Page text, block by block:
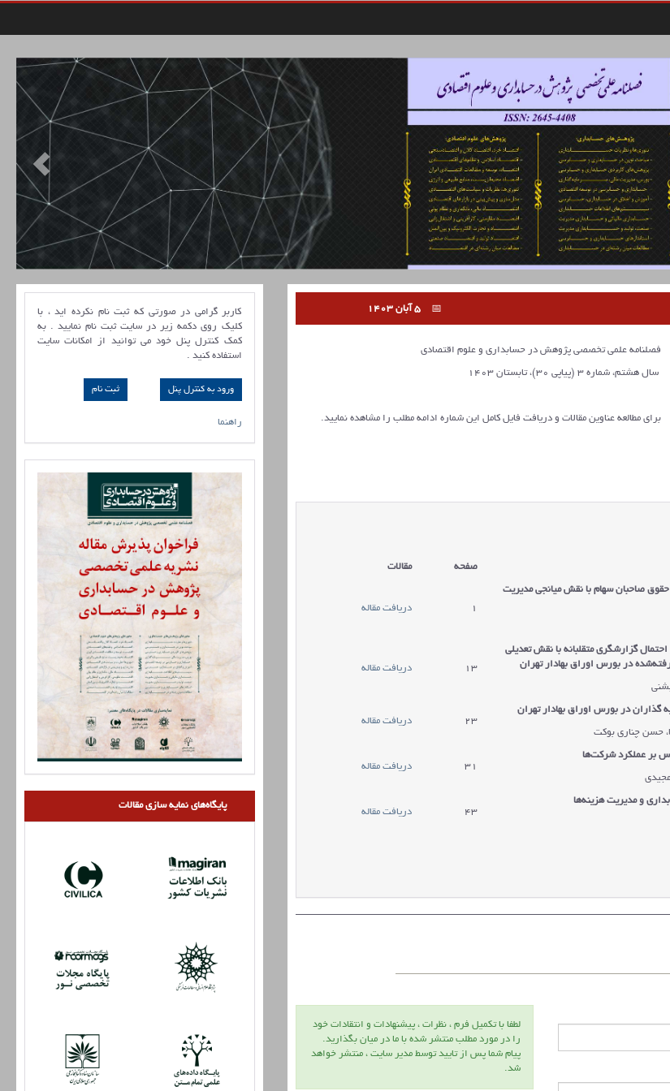
فصلنامه علمی تخصصی پژوهش در حسابداری و علوم اقتصادی
سال هشتم، شماره 3 (پیاپی 30)، تابستان 1403
برای مطالعه عناوین مقالات و دریافت فایل کامل این شماره ادامه مطلب را مشاهده نمایید.
صفحه مقالات
حقوق صاحبان سهام با نقش میانجی مدیریت
1
دریافت مقاله
احتمال گزارشگری متقلبانه با نقش تعدیلی
13
دریافت مقاله
گذاران در بورس اوراق بهادار تهران
23
دریافت مقاله
حسن چناري بوكت
بر عملکرد شرکت‌ها
31
دریافت مقاله
مجيدي
و مدیریت هزینه‌ها
43
دریافت مقاله
لطفا با تكميل فرم ، نظرات ، پيشنهادات و انتقادات خود
را در مورد مطلب منتشر شده با ما در ميان بگذاريد.
پيام شما پس از تاييد توسط مدير سايت ، منتشر خواهد
شد.
کاربر گرامی در صورتی که ثبت نام نکرده اید ، با
کلیک روی دکمه زیر در سایت ثبت نام نمایید . به
کمک کنترل پنل خود می توانید از امکانات سایت
استفاده کنید .
ورود به کنترل پنل
راهنما
پایگاه‌های نمایه سازی مقالات